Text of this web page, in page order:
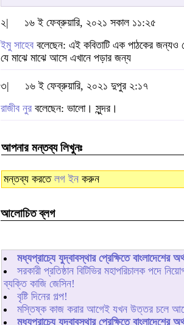
২|
১৬ ই ফেব্রুয়ারি, ২০২১ সকাল ১১:২৫
ইমু সাহেব বলেছেন: এই কবিতাটি এক পাঠকের জন্যও
যে মাঝে মাঝে আসে এখানে পড়ার জন্য
৩|
১৬ ই ফেব্রুয়ারি, ২০২১ দুপুর ২:১৭
রাজীব নুর বলেছেন: ভালো। সুন্দর।
আপনার মন্তব্য লিখুনঃ
মন্তব্য করতে লগ ইন করুন
আলোচিত ব্লগ
মধ্যপ্রাচ্যে যুদ্বাবস্থার প্রেক্ষিতে বাংলাদেশের
সরকারী প্রতিষ্ঠান বিটিভির মহাপরিচালক পদে
ব্যক্তি কাজি জেসিন!
বৃষ্টি দিনের গল্প!
মস্তিষ্ক কাজ করার আগেই যখন উত্তর চলে
মধ্যপ্রাচ্যে যুদ্বাবস্থার প্রেক্ষিতে বাংলাদেশের